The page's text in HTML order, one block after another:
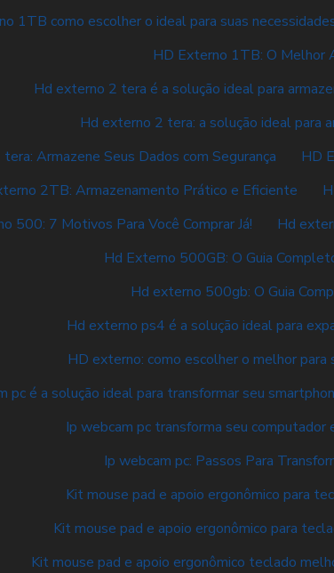
1TB como escolher o ideal para suas
HD Externo 1TB: O Melhor
Hd externo 2 tera é a solução ideal para
Hd externo 2 tera: a solução ideal para
Armazene Seus Dados com Segurança
HD
2TB: Armazenamento Prático e Eficiente
500: 7 Motivos Para Você Comprar Já!
Hd
Hd Externo 500GB: O Guia
Hd externo 500gb: O Guia
Hd externo ps4 é a solução ideal para
HD externo: como escolher o melhor
pc é a solução ideal para transformar seu
Ip webcam pc transforma seu computador
Ip webcam pc: Passos Para
Kit mouse pad e apoio ergonômico para
Kit mouse pad e apoio ergonômico para
Kit mouse pad e apoio ergonômico teclado